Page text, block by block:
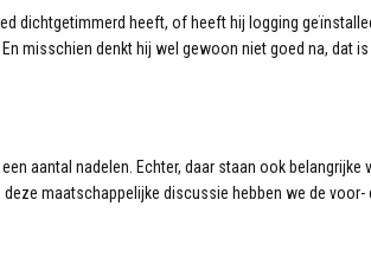
dichtgetimmerd heeft, of heeft hij logging
misschien denkt hij wel gewoon niet goed na, dat
aantal nadelen. Echter, daar staan ook belangrijke
maatschappelijke discussie hebben we de voor-